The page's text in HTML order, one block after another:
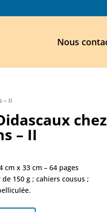
Nous
– II
chez
– II
cm x 33 cm – 64 pages
150 g ; cahiers cousus ;